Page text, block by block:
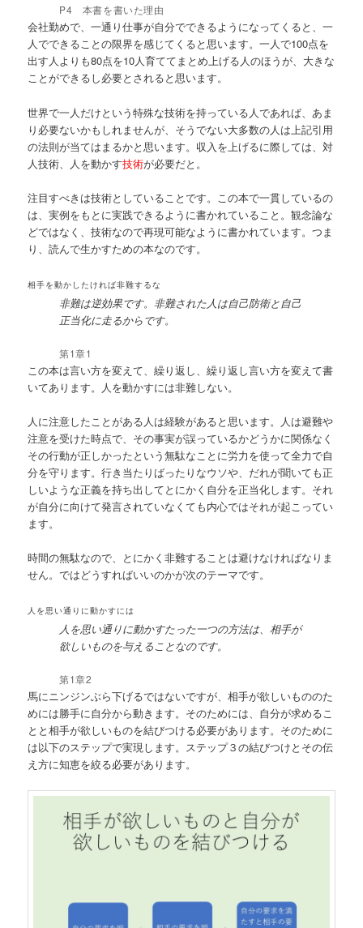
P4 本書を書いた理由
会社勤めで、一通り仕事が自分でできるようになってくると、一
人でできることの限界を感じてくると思います。一人で100点を
出す人よりも80点を10人育ててまとめ上げる人のほうが、大きな
ことができるし必要とされると思います。
世界で一人だけという特殊な技術を持っている人であれば、あま
り必要ないかもしれませんが、そうでない大多数の人は上記引用
の法則が当てはまるかと思います。収入を上げるに際しては、対
人技術、人を動かす技術が必要だと。
注目すべきは技術としていることです。この本で一貫しているの
は、実例をもとに実践できるように書かれていること。観念論な
どではなく、技術なので再現可能なように書かれています。つま
り、読んで生かすための本なのです。
相手を動かしたければ非難するな
非難は逆効果です。非難された人は自己防衛と自己
正当化に走るからです。
第1章1
この本は言い方を変えて、繰り返し、繰り返し言い方を変えて書
いてあります。人を動かすには非難しない。
人に注意したことがある人は経験があると思います。人は避難や
注意を受けた時点で、その事実が誤っているかどうかに関係なく
その行動が正しかったという無駄なことに労力を使って全力で自
分を守ります。行き当たりばったりなウソや、だれが聞いても正
しいような正義を持ち出してとにかく自分を正当化します。それ
が自分に向けて発言されていなくても内心ではそれが起こってい
ます。
時間の無駄なので、とにかく非難することは避けなければなりま
せん。ではどうすればいいのかが次のテーマです。
人を思い通りに動かすには
人を思い通りに動かすたった一つの方法は、相手が
欲しいものを与えることなのです。
第1章2
馬にニンジンぶら下げるではないですが、相手が欲しいもののた
めには勝手に自分から動きます。そのためには、自分が求めるこ
とと相手が欲しいものを結びつける必要があります。そのために
は以下のステップで実現します。ステップ３の結びつけとその伝
え方に知恵を絞る必要があります。